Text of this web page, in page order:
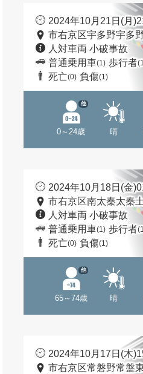
2024年10月21日(月
市右京区宇多野宇多
人対車両 小破事故
普通乗用車(1) 歩行者
死亡(0) 負傷(1)
0～24歳
他
晴
2024年10月18日(金
市右京区南太秦太秦
人対車両 小破事故
普通乗用車(1) 歩行者
死亡(0) 負傷(1)
65～74歳
他
晴
2024年10月17日(木
市右京区常磐野常盤